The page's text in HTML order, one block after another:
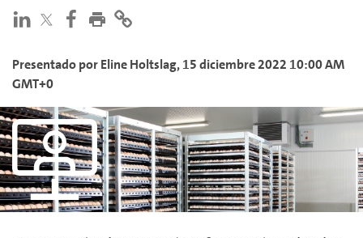
Presentado porElineHoltslag,15 diciembre 2022 10:00 AM
GMT+0